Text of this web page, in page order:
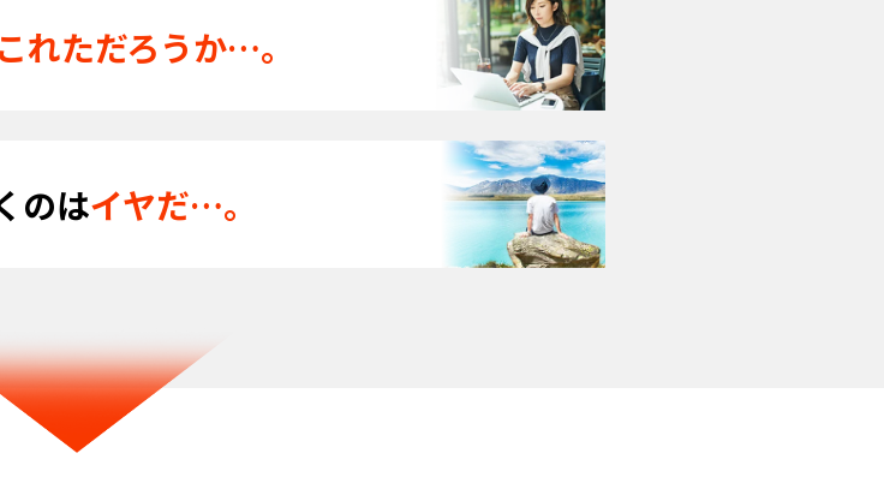
れただろうか…。
のはイヤだ…。